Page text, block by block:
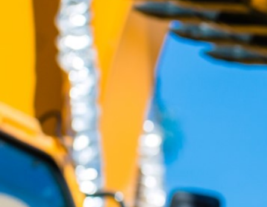
ABOUT
TOOLS ASSESSMENT